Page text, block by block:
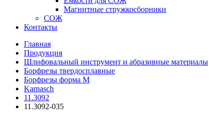
Магнитные стружкосборники
СОЖ
Контакты
Главная
Продукция
Шлифовальный инструмент и абразивные материалы
Борфрезы твердосплавные
Борфрезы форма M
Karnasch
11.3092
11.3092-035